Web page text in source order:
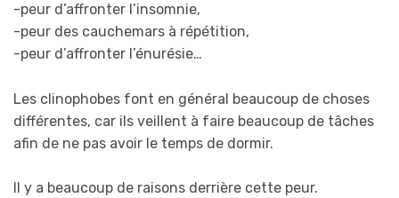
-peur d’affronter l’insomnie,
-peur des cauchemars à répétition,
-peur d’affronter l’énurésie…
Les clinophobes font en général beaucoup de choses
différentes, car ils veillent à faire beaucoup de tâches
afin de ne pas avoir le temps de dormir.
Il y a beaucoup de raisons derrière cette peur.